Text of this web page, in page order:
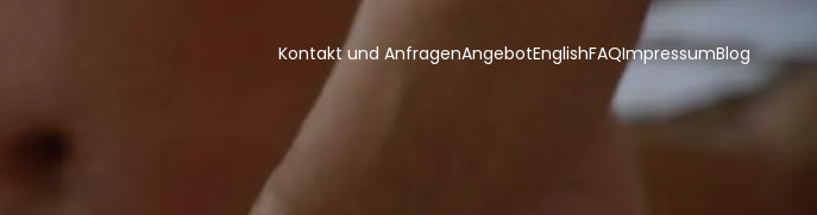
Kontakt und AnfragenAngebotEnglishFAQImpressumBlog